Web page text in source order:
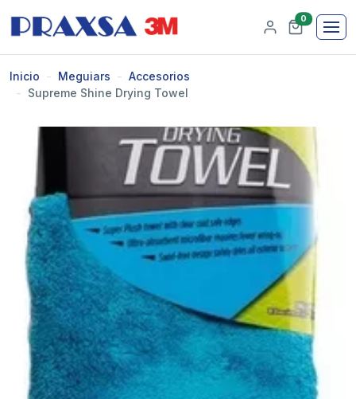
0
Inicio Meguiars
Accesorios
Supreme Shine Drying Towel